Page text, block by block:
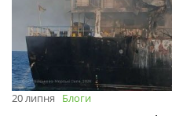
20 липня Блоги